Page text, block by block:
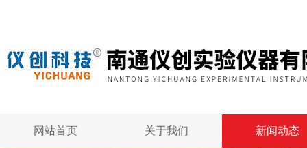
网站首页 关于我们 新闻动态